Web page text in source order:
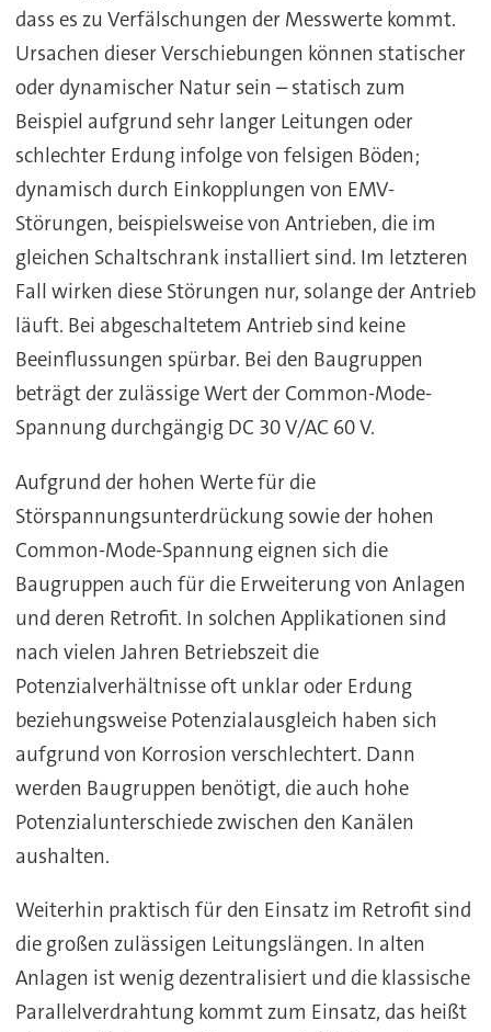
dass es zu Verfälschungen der Messwerte kommt.
Ursachen dieser Verschiebungen können statischer
oder dynamischer Natur sein – statisch zum
Beispiel aufgrund sehr langer Leitungen oder
schlechter Erdung infolge von felsigen Böden;
dynamisch durch Einkopplungen von EMV-
Störungen, beispielsweise von Antrieben, die im
gleichen Schaltschrank installiert sind. Im letzteren
Fall wirken diese Störungen nur, solange der Antrieb
läuft. Bei abgeschaltetem Antrieb sind keine
Beeinflussungen spürbar. Bei den Baugruppen
beträgt der zulässige Wert der Common-Mode-
Spannung durchgängig DC 30 V/AC 60 V.
Aufgrund der hohen Werte für die
Störspannungsunterdrückung sowie der hohen
Common-Mode-Spannung eignen sich die
Baugruppen auch für die Erweiterung von Anlagen
und deren Retrofit. In solchen Applikationen sind
nach vielen Jahren Betriebszeit die
Potenzialverhältnisse oft unklar oder Erdung
beziehungsweise Potenzialausgleich haben sich
aufgrund von Korrosion verschlechtert. Dann
werden Baugruppen benötigt, die auch hohe
Potenzialunterschiede zwischen den Kanälen
aushalten.
Weiterhin praktisch für den Einsatz im Retrofit sind
die großen zulässigen Leitungslängen. In alten
Anlagen ist wenig dezentralisiert und die klassische
Parallelverdrahtung kommt zum Einsatz, das heißt